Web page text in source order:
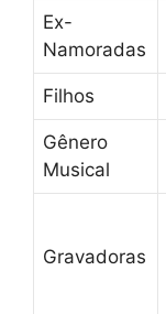
Ex-
Namoradas
Filhos
Gênero
Musical
Gravadoras